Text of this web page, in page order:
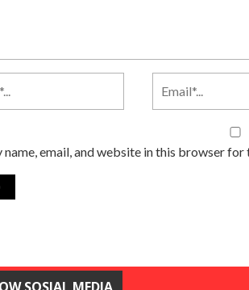
name, email, and website in this browser